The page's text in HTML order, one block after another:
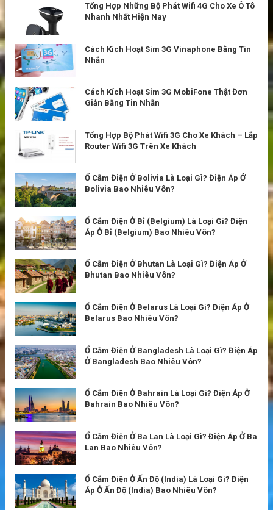
Tổng Hợp Những Bộ Phát Wifi 4G Cho Xe Ô Tô
Nhanh Nhất Hiện Nay
Cách Kích Hoạt Sim 3G Vinaphone Bằng Tin
Nhắn
Cách Kích Hoạt Sim 3G MobiFone Thật Đơn
Giản Bằng Tin Nhắn
Tổng Hợp Bộ Phát Wifi 3G Cho Xe Khách – Lắp
Router Wifi 3G Trên Xe Khách
Ổ Cắm Điện Ở Bolivia Là Loại Gì? Điện Áp Ở
Bolivia Bao Nhiêu Vôn?
Ổ Cắm Điện Ở Bỉ (Belgium) Là Loại Gì? Điện
Áp Ở Bỉ (Belgium) Bao Nhiêu Vôn?
Ổ Cắm Điện Ở Bhutan Là Loại Gì? Điện Áp Ở
Bhutan Bao Nhiêu Vôn?
Ổ Cắm Điện Ở Belarus Là Loại Gì? Điện Áp Ở
Belarus Bao Nhiêu Vôn?
Ổ Cắm Điện Ở Bangladesh Là Loại Gì? Điện Áp
Ở Bangladesh Bao Nhiêu Vôn?
Ổ Cắm Điện Ở Bahrain Là Loại Gì? Điện Áp Ở
Bahrain Bao Nhiêu Vôn?
Ổ Cắm Điện Ở Ba Lan Là Loại Gì? Điện Áp Ở Ba
Lan Bao Nhiêu Vôn?
Ổ Cắm Điện Ở Ấn Độ (India) Là Loại Gì? Điện
Áp Ở Ấn Độ (India) Bao Nhiêu Vôn?